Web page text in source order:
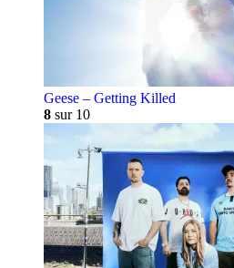
Geese – Getting Killed
8 sur 10